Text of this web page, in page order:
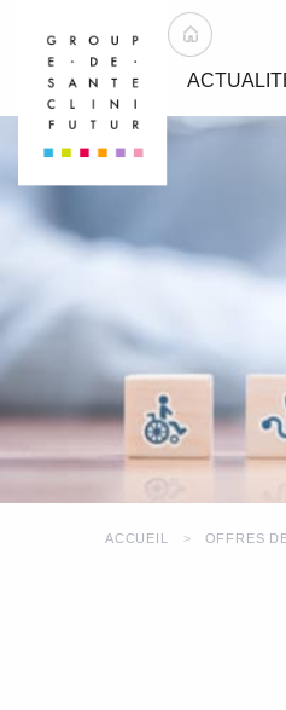
ACCUEIL OFFRES